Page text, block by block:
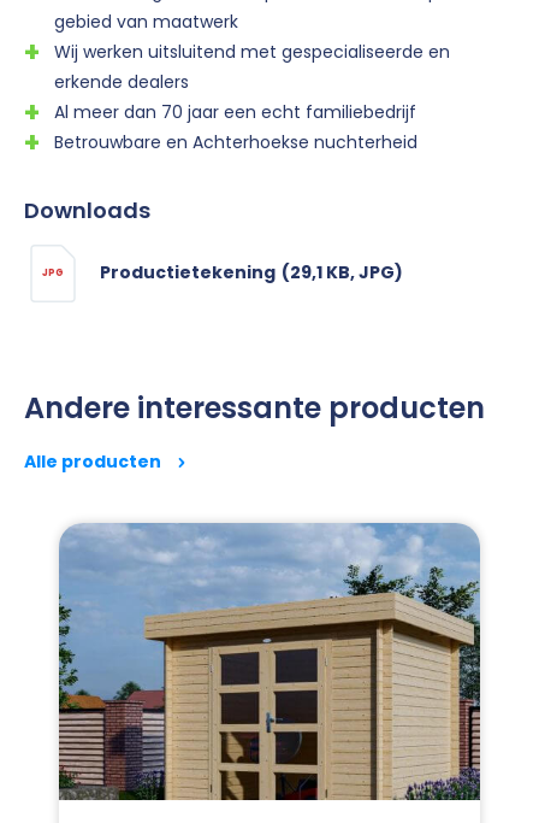
gebied van maatwerk
Wij werken uitsluitend met gespecialiseerde en
erkende dealers
Al meer dan 70 jaar een echt familiebedrijf
Betrouwbare en Achterhoekse nuchterheid
Downloads
JPG Productietekening (29,1 KB, JPG)
Andere interessante producten
Alle producten